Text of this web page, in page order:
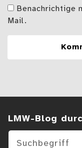
Benachrichtige
Mail.
Suchen im
LMW-Blog